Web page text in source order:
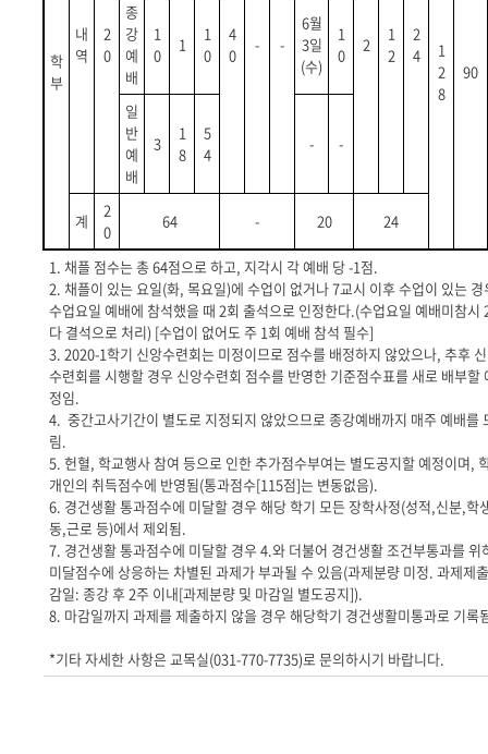
학
부
내
역
2
0
4
0
- - 2
1
2
2
4
1
2
8
90
종
강
예
배
1
0
1
1
0
6월
3일
(수)
1
0
일
반
예
배
3
1
8
5
4
- -
계
2
0
64 - 20 24
1.채플 점수는 총64점으로 하고, 지각시 각 예배 당-1점.
2.채플이 있는 요일(화,목요일)에 수업이 없거나7교시 이후 수업이 있는 경
수업요일 예배에 참석했을 때2회 출석으로 인정한다.(수업요일 예배미참시
다 결석으로 처리) [수업이 없어도주 1회 예배 참석 필수]
3. 2020-1학기 신앙수련회는 미정이므로 점수를 배정하지 않았으나,추후
수련회를 시행할 경우 신앙수련회 점수를 반영한 기준점수표를 새로 배부할
정임.
4.중간고사기간이 별도로 지정되지 않았으므로 종강예배까지 매주 예배를
림.
5.헌혈,학교행사 참여 등으로 인한 추가점수부여는 별도공지할 예정이며,
개인의 취득점수에 반영됨(통과점수[115점]는 변동없음).
6. 경건생활 통과점수에 미달할 경우 해당 학기 모든 장학사정(성적,신분,학
동,근로 등)에서 제외됨.
7. 경건생활 통과점수에 미달할 경우4.와 더불어 경건생활 조건부통과를 위
미달점수에 상응하는 차별된 과제가 부과될 수 있음(과제분량 미정.과제제
감일:종강 후2주 이내[과제분량 및 마감일 별도공지]).
8. 마감일까지 과제를 제출하지 않을 경우 해당학기 경건생활미통과로 기록
*기타 자세한 사항은 교목실(031-770-7735)로 문의하시기 바랍니다.